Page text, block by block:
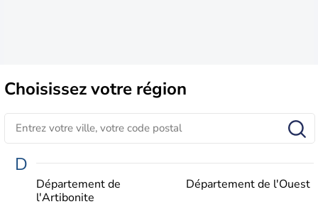
Choisissezvotre région
D
Département de
l'Artibonite
Département de l'Ouest